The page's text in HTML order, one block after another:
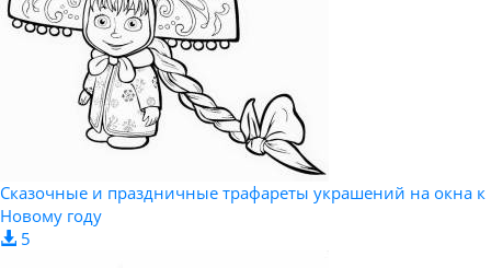
Сказочные и праздничные трафареты украшений на окна к
Новому году
5